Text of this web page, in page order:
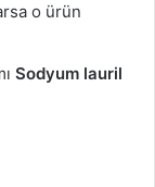
o ürün
Sodyum lauril